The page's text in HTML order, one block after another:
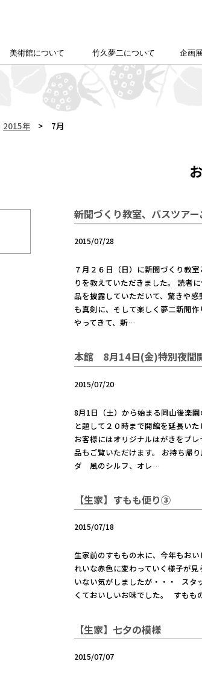
美術館について
館長挨拶
所蔵作品
友の会「ゆめびぃ」
お知らせ
（公財）両備文化振興財団
范曽美術館について
竹久夢二について
竹久夢二の足跡
竹久夢二学会について
企画
2015年 > 7月
新聞づくり教室、バスツア
2015/07/28
７月２６日（日）に新聞づくり教
りを教えていただきました。 読者
品を披露していただいて、驚きや
も真剣に、そして楽しく夢二新聞
やってきて、新…
本館 8月14日(金)特別夜間
2015/07/20
8月1日（土）から始まる岡山後楽
と題して２０時まで開館を延長い
お客様にはオリジナルはがきをプ
品もご覧いただけます。 お持ち帰
ダ 風のシルフ、オレ…
【生家】すもも便り③
2015/07/18
生家前のすももの木に、今年もお
れいな赤色に変わっていく様子が
いない気がしましたが・・・ スタ
くておいしいお味でした。 すもも
【生家】七夕の模様
2015/07/07